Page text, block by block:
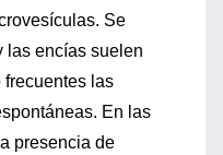
Se
las encías suelen
las
En las
presencia de